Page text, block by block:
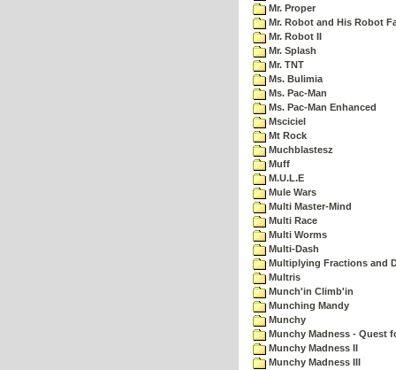
Mr. Proper
Mr. Robot and His Robot
Mr. Robot II
Mr. Splash
Mr. TNT
Ms. Bulimia
Ms. Pac-Man
Ms. Pac-Man Enhanced
Msciciel
Mt Rock
Muchblastesz
Muff
M.U.L.E
Mule Wars
Multi Master-Mind
Multi Race
Multi Worms
Multi-Dash
Multiplying Fractions and
Multris
Munch'in Climb'in
Munching Mandy
Munchy
Munchy Madness - Quest
Munchy Madness II
Munchy Madness III